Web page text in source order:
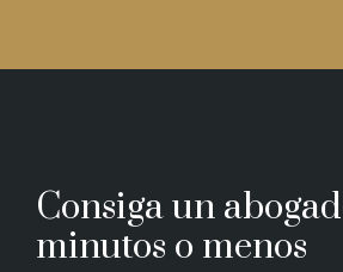
Consiga un
minutos o menos